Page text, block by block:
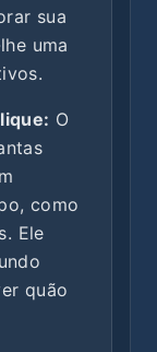
sua
uma
O
como
Ele
quão